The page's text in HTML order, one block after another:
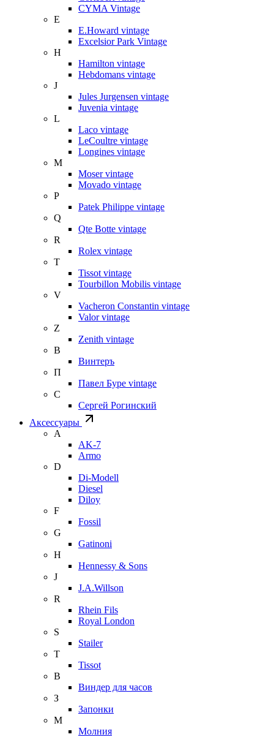
CYMA Vintage
E
E.Howard vintage
Excelsior Park Vintage
H
Hamilton vintage
Hebdomans vintage
J
Jules Jurgensen vintage
Juvenia vintage
L
Laco vintage
LeCoultre vintage
Longines vintage
M
Moser vintage
Movado vintage
P
Patek Philippe vintage
Q
Qte Botte vintage
R
Rolex vintage
T
Tissot vintage
Tourbillon Mobilis vintage
V
Vacheron Constantin vintage
Valor vintage
Z
Zenith vintage
В
Винтеръ
П
Павел Буре vintage
С
Сергей Рогинский
Аксессуары
A
AK-7
Armo
D
Di-Modell
Diesel
Diloy
F
Fossil
G
Gatinoni
H
Hennessy & Sons
J
J.A.Willson
R
Rhein Fils
Royal London
S
Stailer
T
Tissot
В
Виндер для часов
З
Запонки
М
Молния